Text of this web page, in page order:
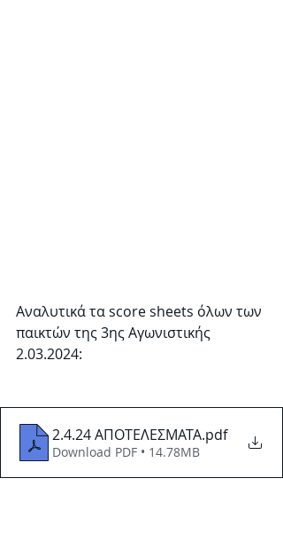
Αναλυτικά τα score sheets όλων των
παικτών της 3ης Αγωνιστικής
2.03.2024:
2.4.24 ΑΠΟΤΕΛΕΣΜΑΤΑ.pdf
Download PDF • 14.78MB